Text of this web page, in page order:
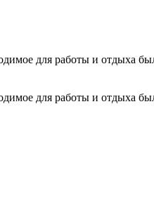
для работы и отдыха
для работы и отдыха